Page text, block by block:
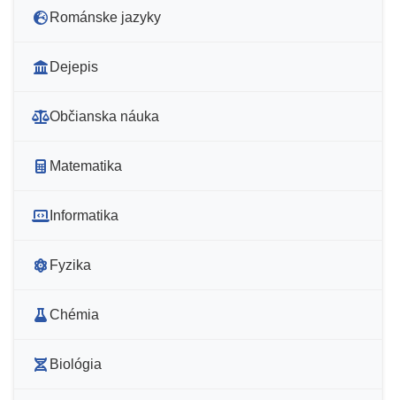
Románske jazyky
Dejepis
Občianska náuka
Matematika
Informatika
Fyzika
Chémia
Biológia